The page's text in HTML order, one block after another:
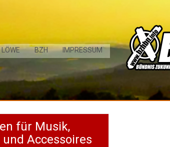
BZH IMPRESSUM
für Musik,
Accessoires